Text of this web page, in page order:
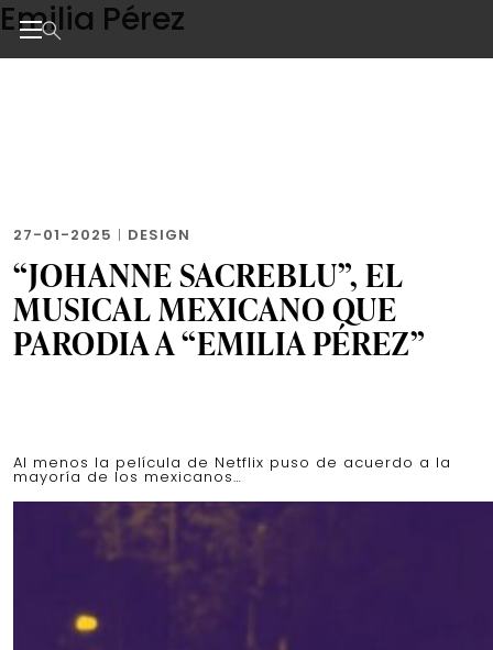
Skip
to
the
Emilia Pérez
27-01-2025 | DESIGN
“JOHANNE SACREBLU”, EL
MUSICAL MEXICANO QUE
PARODIA A “EMILIA PÉREZ”
Al menos la película de Netflix puso de acuerdo a la
mayoría de los mexicanos…